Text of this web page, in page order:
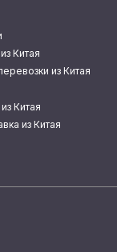
Китая
из Китая
Китая
из Китая